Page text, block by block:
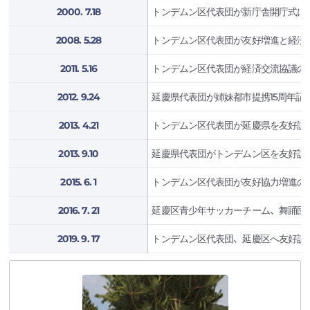
2000. 7.18 トンデムン区代表団が新庁舎開庁式
2008. 5.28 トンデムン区代表団が友好増進と経
2011. 5.16 トンデムン区代表団が経済交流協議
2012. 9.24 延慶県代表団が姉妹都市提携15周年記
2013. 4.21 トンデムン区代表団が延慶県を友好訪
2013. 9.10 延慶県代表団がトンデムン区を友好訪
2015. 6. 1 トンデムン区代表団が友好協力増進
2016. 7. 21 延慶区青少年サッカーチーム、舞踊団
2019. 9. 17 トンデムン区代表団、延慶区へ友好訪